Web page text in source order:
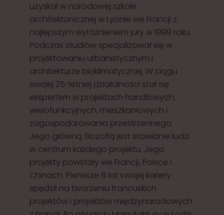
uzyskał w narodowej szkole
architektonicznej w Lyonie we Francji z
najlepszym wyróżnieniem jury w 1999 roku.
Podczas studiów specjalizował się w
projektowaniu urbanistycznym i
architekturze bioklimatycznej. W ciągu
swojej 25-letniej działalności stał się
ekspertem w projektach handlowych,
wielofunkcyjnych, mieszkaniowych i
zagospodarowania przestrzennego.
Jego główną filozofią jest stawianie ludzi
w centrum każdego projektu. Jego
projekty powstały we Francji, Polsce i
Chinach. Pierwsze 8 lat swojej kariery
spędził na tworzeniu francuskich
projektów i projektów międzynarodowych